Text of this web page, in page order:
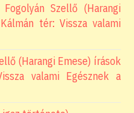
Fogolyán Szellő (Harangi
tér: Vissza valami
(Harangi Emese) írások
valami Egésznek a